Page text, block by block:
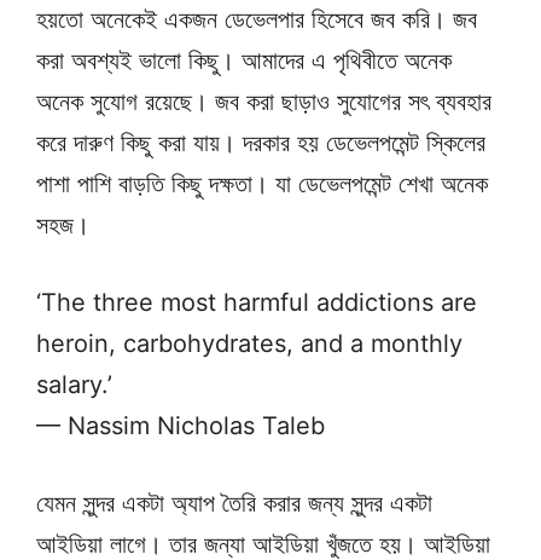
হয়তো অনেকেই একজন ডেভেলপার হিসেবে জব করি। জব
করা অবশ্যই ভালো কিছু। আমাদের এ পৃথিবীতে অনেক
অনেক সুযোগ রয়েছে। জব করা ছাড়াও সুযোগের সৎ ব্যবহার
করে দারুণ কিছু করা যায়। দরকার হয় ডেভেলপমেন্ট স্কিলের
পাশা পাশি বাড়তি কিছু দক্ষতা। যা ডেভেলপমেন্ট শেখা অনেক
সহজ।
‘The three most harmful addictions are
heroin, carbohydrates, and a monthly
salary.’
— Nassim Nicholas Taleb
যেমন সুন্দর একটা অ্যাপ তৈরি করার জন্য সুন্দর একটা
আইডিয়া লাগে। তার জন্যা আইডিয়া খুঁজতে হয়। আইডিয়া